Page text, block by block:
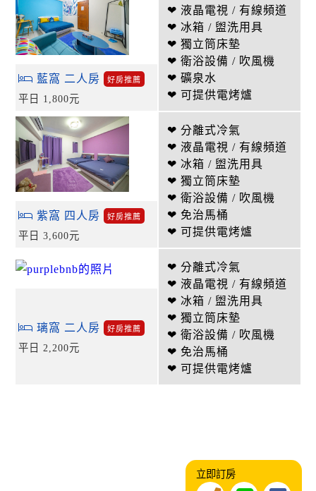
❤ 液晶電視 / 有線頻道
❤ 冰箱 / 盥洗用具
❤ 獨立筒床墊
❤ 衛浴設備 / 吹風機
❤ 礦泉水
❤ 可提供電烤爐
藍窩 二人房 好房推薦
平日 1,800元
❤ 分離式冷氣
❤ 液晶電視 / 有線頻道
❤ 冰箱 / 盥洗用具
❤ 獨立筒床墊
❤ 衛浴設備 / 吹風機
❤ 免治馬桶
❤ 可提供電烤爐
紫窩 四人房 好房推薦
平日 3,600元
❤ 分離式冷氣
❤ 液晶電視 / 有線頻道
❤ 冰箱 / 盥洗用具
❤ 獨立筒床墊
❤ 衛浴設備 / 吹風機
❤ 免治馬桶
❤ 可提供電烤爐
璃窩 二人房 好房推薦
平日 2,200元
立即訂房